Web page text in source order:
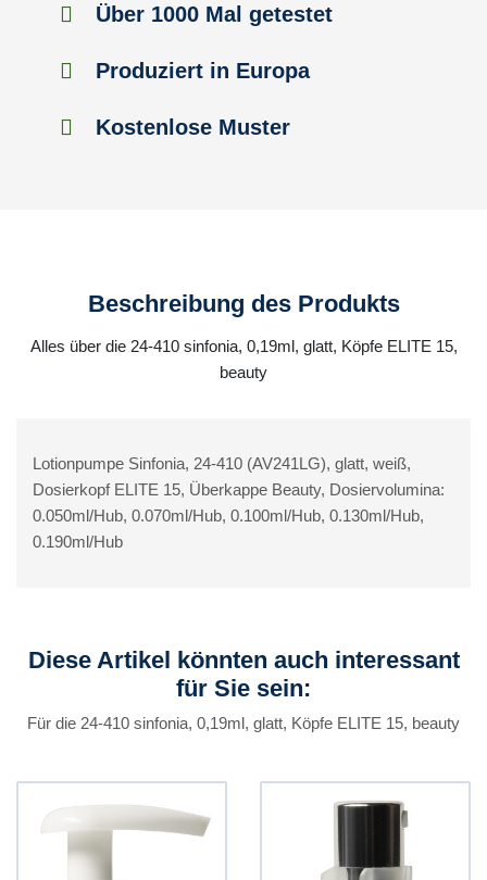
Über 1000 Mal getestet
Produziert in Europa
Kostenlose Muster
Beschreibung des Produkts
Alles über die 24-410 sinfonia, 0,19ml, glatt, Köpfe ELITE 15,
beauty
Lotionpumpe Sinfonia, 24-410 (AV241LG), glatt, weiß,
Dosierkopf ELITE 15, Überkappe Beauty, Dosiervolumina:
0.050ml/Hub, 0.070ml/Hub, 0.100ml/Hub, 0.130ml/Hub,
0.190ml/Hub
Diese Artikel könnten auch interessant
für Sie sein:
Für die 24-410 sinfonia, 0,19ml, glatt, Köpfe ELITE 15, beauty